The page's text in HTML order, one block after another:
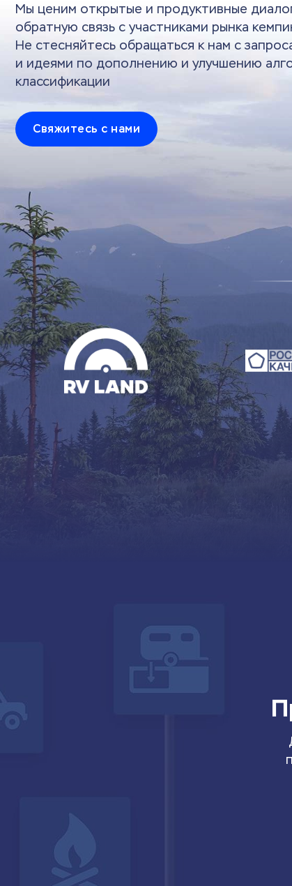
Мы ценим открытые и продуктивные
обратную связь с участниками рынка
Не стесняйтесь обращаться к нам с
и идеями по дополнению и улучшению
классификации
Свяжитесь с нами